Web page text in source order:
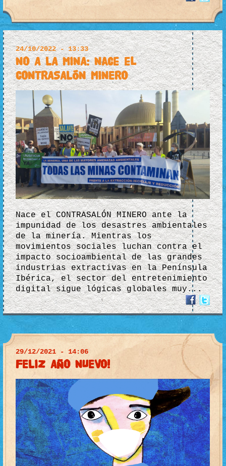
24/10/2022 - 13:33
NO A LA MINA: Nace el
CONTRASALÓN MINERO
Nace el CONTRASALÓN MINERO ante la
impunidad de los desastres ambientales
de la minería. Mientras los
movimientos sociales luchan contra el
impacto socioambiental de las grandes
industrias extractivas en la Península
Ibérica, el sector del entretenimiento
digital sigue lógicas globales muy...
29/12/2021 - 14:06
FELIZ AÑO NUEVO!